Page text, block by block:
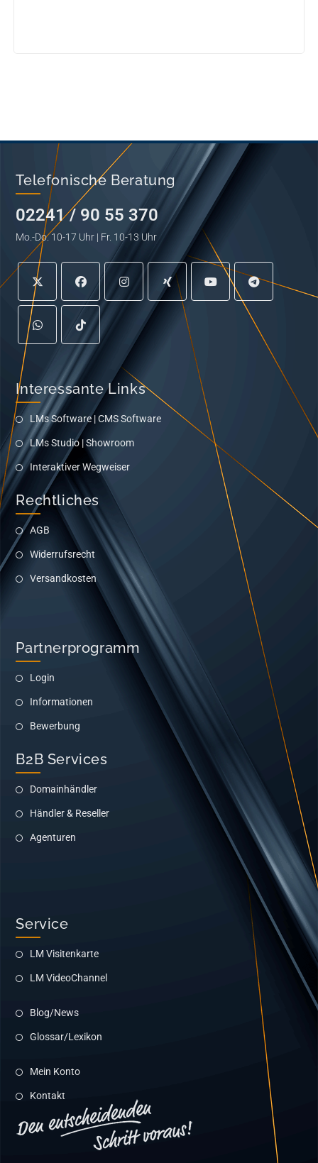
Telefonische Beratung
02241 / 90 55 370
Mo.-Do. 10-17 Uhr | Fr. 10-13 Uhr
Interessante Links
LMs Software | CMS Software
LMs Studio | Showroom
Interaktiver Wegweiser
Rechtliches
AGB
Widerrufsrecht
Versandkosten
Partnerprogramm
Login
Informationen
Bewerbung
B2B Services
Domainhändler
Händler & Reseller
Agenturen
Service
LM Visitenkarte
LM VideoChannel
Blog/News
Glossar/Lexikon
Mein Konto
Kontakt